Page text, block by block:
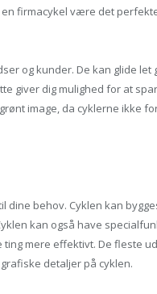
firmacykel være det
og kunder. De kan glide let
giver dig mulighed for at
image, da cyklerne ikke
dine behov. Cyklen kan
kan også have
mere effektivt. De fleste
detaljer på cyklen.